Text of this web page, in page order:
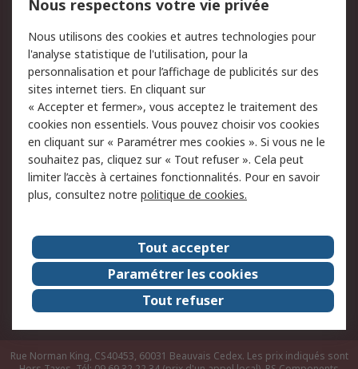
du site
Politique de protection
des données - Mise à
jour
Sécurité des E-mails
Conditions générales
de vente
Politique anti-
corruption
Campagnes marketing
A propos de RS
A propos de RS France
Evénements
Le groupe RS Group Plc
Presse
RS dans le monde
Démarche RSE
RS Particuliers
Rue Norman King, CS40453, 60031 Beauvais Cedex. Les prix indiqués sont
Nous respectons votre vie privée
Nous utilisons des cookies et autres technologies pour
l'analyse statistique de l'utilisation, pour la
personnalisation et pour l’affichage de publicités sur des
sites internet tiers. En cliquant sur
« Accepter et fermer», vous acceptez le traitement des
cookies non essentiels. Vous pouvez choisir vos cookies
en cliquant sur « Paramétrer mes cookies ». Si vous ne le
souhaitez pas, cliquez sur « Tout refuser ». Cela peut
limiter l’accès à certaines fonctionnalités. Pour en savoir
plus, consultez notre politique de cookies.
Tout accepter
Paramétrer les cookies
Tout refuser